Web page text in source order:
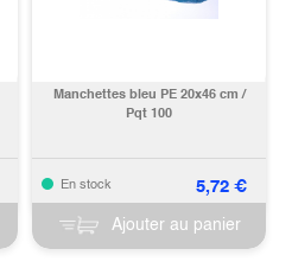
Manchettes bleu PE 20x46 cm /
Pqt 100
En stock 5,72€
Ajouter au panier